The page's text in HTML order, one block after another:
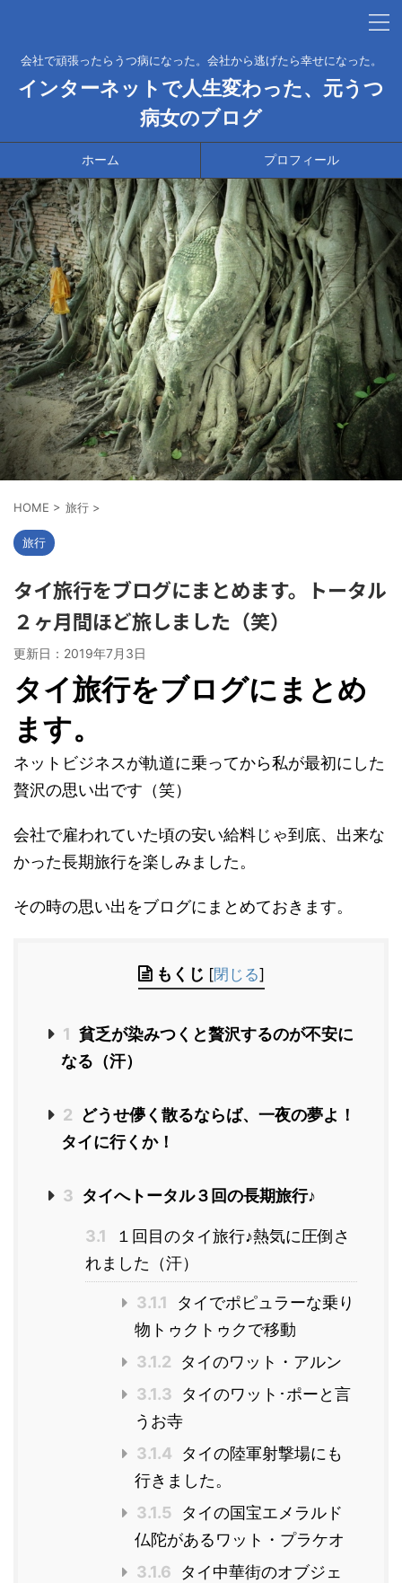
会社で頑張ったらうつ病になった。会社から逃げたら幸せになった。
インターネットで人生変わった、元うつ
病女のブログ
ホーム プロフィール
HOME > 旅行 >
旅行
タイ旅行をブログにまとめます。トータル
２ヶ月間ほど旅しました（笑）
更新日： 2019年7月3日
タイ旅行をブログにまとめ
ます。
ネットビジネスが軌道に乗ってから私が最初にした
贅沢の思い出です（笑）
会社で雇われていた頃の安い給料じゃ到底、出来な
かった長期旅行を楽しみました。
その時の思い出をブログにまとめておきます。
もくじ [閉じる]
1 貧乏が染みつくと贅沢するのが不安に
なる（汗）
2 どうせ儚く散るならば、一夜の夢よ！
タイに行くか！
3 タイへトータル３回の長期旅行♪
3.1
１回目のタイ旅行♪熱気に圧倒さ
れました（汗）
3.1.1
タイでポピュラーな乗り
物トゥクトゥクで移動
3.1.2
タイのワット・アルン
3.1.3
タイのワット･ポーと言
うお寺
3.1.4
タイの陸軍射撃場にも
行きました。
3.1.5
タイの国宝エメラルド
仏陀があるワット・プラケオ
3.1.6
タイ中華街のオブジェ